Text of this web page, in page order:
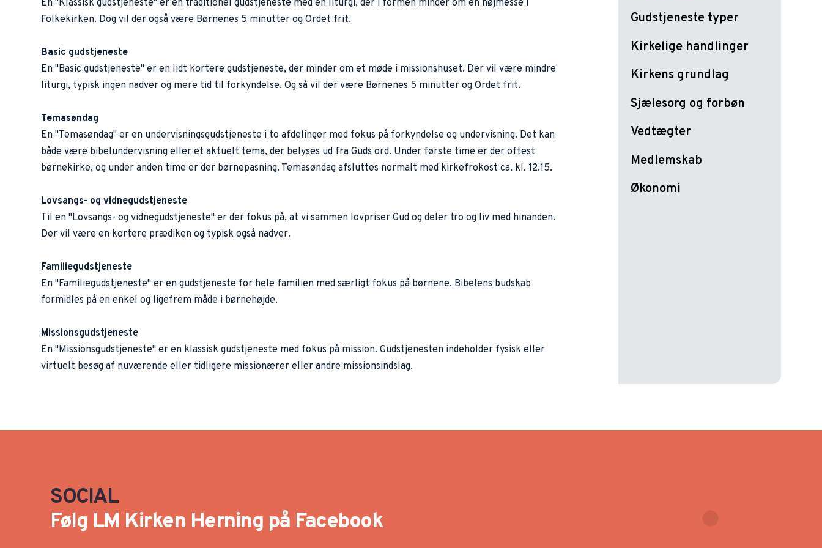
En "Klassisk gudstjeneste" er en traditionel gudstjeneste med en liturgi, der i formen minder om en højmesse i
Folkekirken. Dog vil der også være Børnenes 5 minutter og Ordet frit.
Basic gudstjeneste
En "Basic gudstjeneste" er en lidt kortere gudstjeneste, der minder om et møde i missionshuset. Der vil være mindre
liturgi, typisk ingen nadver og mere tid til forkyndelse. Og så vil der være Børnenes 5 minutter og Ordet frit.
Temasøndag
En "Temasøndag" er en undervisningsgudstjeneste i to afdelinger med fokus på forkyndelse og undervisning. Det kan
både være bibelundervisning eller et aktuelt tema, der belyses ud fra Guds ord. Under første time er der oftest
børnekirke, og under anden time er der børnepasning. Temasøndag afsluttes normalt med kirkefrokost ca. kl. 12.15.
Lovsangs- og vidnegudstjeneste
Til en "Lovsangs- og vidnegudstjeneste" er der fokus på, at vi sammen lovpriser Gud og deler tro og liv med hinanden.
Der vil være en kortere prædiken og typisk også nadver.
Familiegudstjeneste
En "Familiegudstjeneste" er en gudstjeneste for hele familien med særligt fokus på børnene. Bibelens budskab
formidles på en enkel og ligefrem måde i børnehøjde.
Missionsgudstjeneste
En "Missionsgudstjeneste" er en klassisk gudstjeneste med fokus på mission. Gudstjenesten indeholder fysisk eller
virtuelt besøg af nuværende eller tidligere missionærer eller andre missionsindslag.
Gudstjeneste typer
Kirkelige handlinger
Kirkens grundlag
Sjælesorg og forbøn
Vedtægter
Medlemskab
Økonomi
SOCIAL
Følg LM Kirken Herning på Facebook